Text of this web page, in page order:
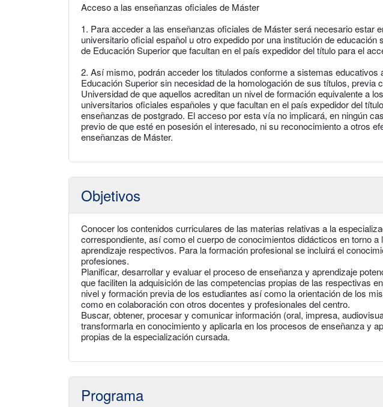
Acceso a las enseñanzas oficiales de Máster
1. Para acceder a las enseñanzas oficiales de Máster será necesario estar
universitario oficial español u otro expedido por una institución de educación
de Educación Superior que facultan en el país expedidor del título para el
2. Así mismo, podrán acceder los titulados conforme a sistemas educativos
Educación Superior sin necesidad de la homologación de sus títulos, previa
Universidad de que aquellos acreditan un nivel de formación equivalente a
universitarios oficiales españoles y que facultan en el país expedidor del
enseñanzas de postgrado. El acceso por esta vía no implicará, en ningún
previo de que esté en posesión el interesado, ni su reconocimiento a otros
enseñanzas de Máster.
Objetivos
Conocer los contenidos curriculares de las materias relativas a la
correspondiente, así como el cuerpo de conocimientos didácticos en torno
aprendizaje respectivos. Para la formación profesional se incluirá el
profesiones.
Planificar, desarrollar y evaluar el proceso de enseñanza y aprendizaje
que faciliten la adquisición de las competencias propias de las respectivas
nivel y formación previa de los estudiantes así como la orientación de los
como en colaboración con otros docentes y profesionales del centro.
Buscar, obtener, procesar y comunicar información (oral, impresa,
transformarla en conocimiento y aplicarla en los procesos de enseñanza y
propias de la especialización cursada.
Programa